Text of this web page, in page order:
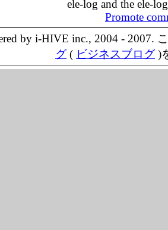
ele-log and the ele-
Promote
by i-HIVE inc., 2004 - 2007.
グ( ビジネスブログ)